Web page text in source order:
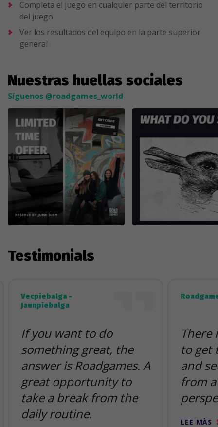
Completa el juego en cualquier parte del territorio
del juego
Ver los resultados del equipo en la parte superior
general
Nuestras huellas sociales
Síguenos @roadgames_world
Testimonials
Vecpiebalga -
Jaunpiebalga
If you want to do
something great, the
answer is Roadgames. A
great opportunity to
take a break from the
daily routine.
There
to get
and
from
LEE MÀS